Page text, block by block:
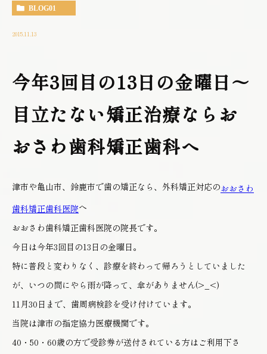
BLOG01
2015.11.13
今年3回目の13日の金曜日～
目立たない矯正治療ならお
おさわ歯科矯正歯科へ
津市や亀山市、鈴鹿市で歯の矯正なら、外科矯正対応のおおさわ
歯科矯正歯科医院へ
おおさわ歯科矯正歯科医院の院長です。
今日は今年3回目の13日の金曜日。
特に普段と変わりなく、診療を終わって帰ろうとしていました
が、いつの間にやら雨が降って、傘がありません(>_<)
11月30日まで、歯周病検診を受け付けています。
当院は津市の指定協力医療機関です。
40・50・60歳の方で受診券が送付されている方はご利用下さ